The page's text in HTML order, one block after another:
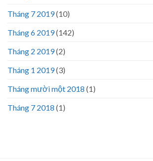
Tháng 7 2019(10)
Tháng 6 2019(142)
Tháng 2 2019(2)
Tháng 1 2019(3)
Tháng mười một 2018 (1)
Tháng 7 2018 (1)